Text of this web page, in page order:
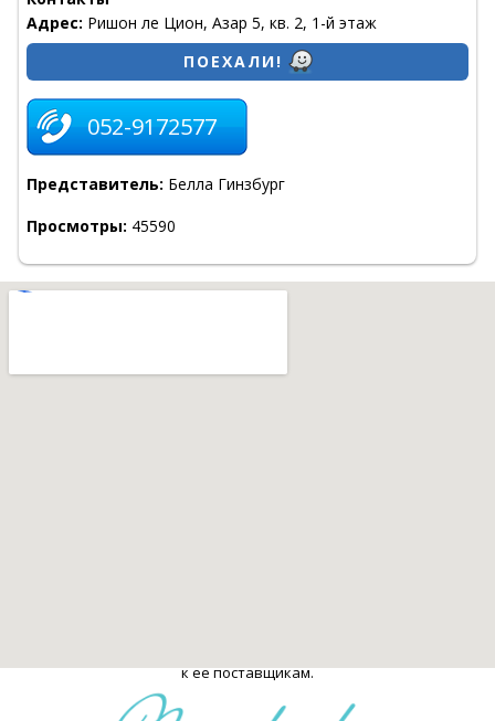
Адрес: Ришон ле Цион, Азар 5, кв. 2, 1-й этаж
ПОЕХАЛИ!
052-9172577
Представитель: Белла Гинзбург
Просмотры: 45590
Стоматологи в Израиле на TopDent.co.il - Справочник
к ее поставщикам.